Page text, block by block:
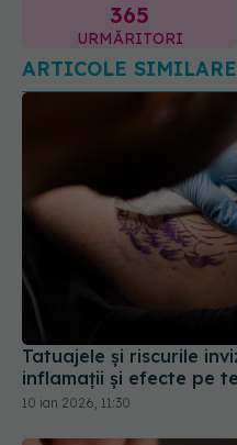
365
URMĂRITORI
ARTICOLE SIMILARE
Tatuajele și riscurile
inflamații și efecte pe
10 ian 2026, 11:30